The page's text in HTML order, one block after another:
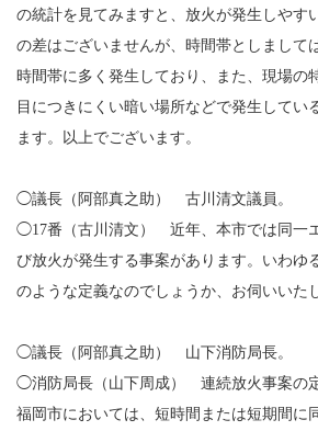
の統計を見てみますと、放火が発生しやす
の差はございませんが、時間帯としまして
時間帯に多く発生しており、また、現場の
目につきにくい暗い場所などで発生してい
ます。以上でございます。
◯議長（阿部真之助） 古川清文議員。
◯17番（古川清文） 近年、本市では同一
び放火が発生する事案があります。いわゆ
のような定義なのでしょうか、お伺いいた
◯議長（阿部真之助） 山下消防局長。
◯消防局長（山下周成） 連続放火事案の定
福岡市においては、短時間または短期間に